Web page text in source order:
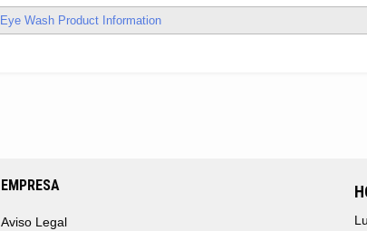
Eye Wash Product Information
EMPRESA
Aviso Legal